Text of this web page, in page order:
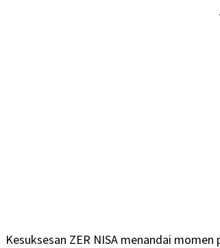
Kesuksesan ZER NISA menandai